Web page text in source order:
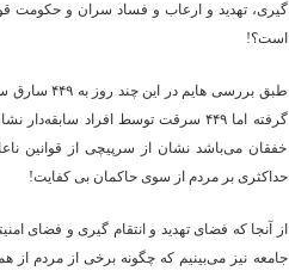
گیری، تهدید و ارعاب و فساد سران و حکومت
است؟!
طبق بررسی
گرفته اما ۴۴۹ سرقت توسط افراد
خفقان می‌باشد نشان از سرپیچی از قوانین
حداکثری بر مردم از سوی حاکمان بی کفایت!
از آنجا که فضای تهدید و انتقام گیری و
جامعه نیز می‌بینیم که چگونه برخی از مردم از